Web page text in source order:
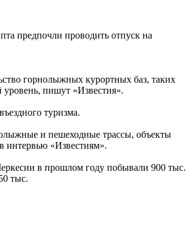
предпочли проводить отпуск на
горнолыжных курортных баз, таких
пишут «Известия».
туризма.
и пешеходные трассы, объекты
интервью «Известиям».
в прошлом году побывали 900 тыс.
тыс.